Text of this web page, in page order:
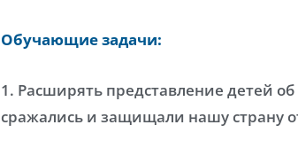
Обучающие задачи:
1. Расширять представление детей
сражались и защищали нашу страну